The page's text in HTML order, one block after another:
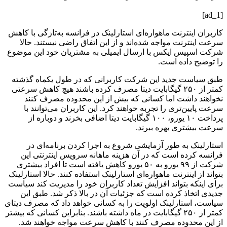
[ad_1]
کاربران اینترنت ماهواره‌ای استارلینک در فرانسه به‌تازگی با کاهش
سرعت اینترنت مواجه شده‌اند و از این اتفاق راضی نیستند. حالا
شرکت اسپیس ایکس با ارسال ایمیلی به مشتریان خود این موضوع
را توضیح داده است.
طبق سیاست جدید این شرکت کاربرانی که در طول یکماه گذشته
کمتر از ۲۵۰ گیگابایت دیتا مصرف کرده باشند هیچ کاهش سرعتی
نخواهند داشت اما کسانی که بیش از این محدوده مصرف کنند
سرعت پایین‌تری را تجربه خواهند کرد. این کاربران می‌توانند با
پرداخت ۱۰ یورو، ۱۰۰ گیگابایت دیتا اضافی بخرند و دوباره از
سرعت بیشتری بهره ببرند.
استارلینک به طور آزمایشی شروع به اجرا کردن برنامه‌ای در
فرانسه کرده است که در آن هزینه ماهانه سرویس اینترنتی این
شرکت از ۹۹ یورو به ۵۰ یورو کاهش یافته است تا افراد بیشتری
بتواند از اینترنت ماهواره‌ای استارلینک استفاده کنند. حالا استارلینک
برای اینکه بتواند افزایش تعداد کاربران خود را مدیریت کند سیاست
جدیدی اتخاذ کرده است که جزئیات آن در بالا ذکر شد. طبق این
سیاست، استارلینک اولویت را به کسانی خواهد داد که مصرف دیتای
کمتر از ۲۵۰ گیگابایت در ماه داشته باشند. بنابراین کسانی که بیشتر
از این محدوده مصرف کنند با کاهش سرعت مواجه خواهند شد.